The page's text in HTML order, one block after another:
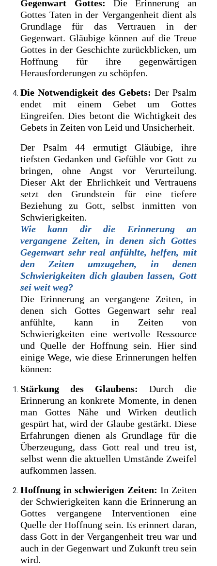
Gegenwart Gottes: Die Erinnerung an
Gottes Taten in der Vergangenheit dient als
Grundlage für das Vertrauen in der
Gegenwart. Gläubige können auf die Treue
Gottes in der Geschichte zurückblicken, um
Hoffnung für ihre gegenwärtigen
Herausforderungen zu schöpfen.
Die Notwendigkeit des Gebets: Der Psalm
endet mit einem Gebet um Gottes
Eingreifen. Dies betont die Wichtigkeit des
Gebets in Zeiten von Leid und Unsicherheit.
Der Psalm 44 ermutigt Gläubige, ihre
tiefsten Gedanken und Gefühle vor Gott zu
bringen, ohne Angst vor Verurteilung.
Dieser Akt der Ehrlichkeit und Vertrauens
setzt den Grundstein für eine tiefere
Beziehung zu Gott, selbst inmitten von
Schwierigkeiten.
Wie kann dir die Erinnerung an
vergangene Zeiten, in denen sich Gottes
Gegenwart sehr real anfühlte, helfen, mit
den Zeiten umzugehen, in denen
Schwierigkeiten dich glauben lassen, Gott
sei weit weg?
Die Erinnerung an vergangene Zeiten, in
denen sich Gottes Gegenwart sehr real
anfühlte, kann in Zeiten von
Schwierigkeiten eine wertvolle Ressource
und Quelle der Hoffnung sein. Hier sind
einige Wege, wie diese Erinnerungen helfen
können:
Stärkung des Glaubens: Durch die
Erinnerung an konkrete Momente, in denen
man Gottes Nähe und Wirken deutlich
gespürt hat, wird der Glaube gestärkt. Diese
Erfahrungen dienen als Grundlage für die
Überzeugung, dass Gott real und treu ist,
selbst wenn die aktuellen Umstände Zweifel
aufkommen lassen.
Hoffnung in schwierigen Zeiten: In Zeiten
der Schwierigkeiten kann die Erinnerung an
Gottes vergangene Interventionen eine
Quelle der Hoffnung sein. Es erinnert daran,
dass Gott in der Vergangenheit treu war und
auch in der Gegenwart und Zukunft treu sein
wird.